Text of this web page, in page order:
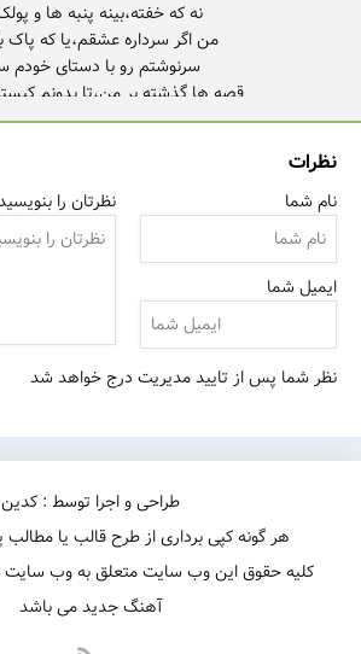
عشق من جز غم دلواپسی نیست،آخه
نیست،من پر از احساسم،تو پر از
گاهی سرشار از حقیقت،گاهی مغلوبه
قلبمو نشناسی
نظرات
نام شما
ایمیل شما
نظرتان را
نظر شما پس از تایید مدیریت درج خواهد شد
طراحی و اجرا توسط : کدین
هر گونه کپی برداری از طرح قالب یا مطالب
کلیه حقوق این وب سایت متعلق به وب سایت
آهنگ جدید می باشد